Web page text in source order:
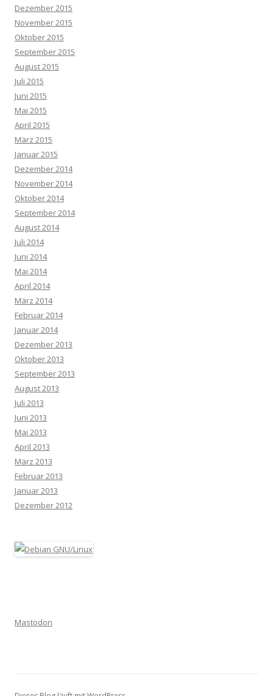
Dezember 2015
November 2015
Oktober 2015
September 2015
August 2015
Juli 2015
Juni 2015
Mai 2015
April 2015
März 2015
Januar 2015
Dezember 2014
November 2014
Oktober 2014
September 2014
August 2014
Juli 2014
Juni 2014
Mai 2014
April 2014
März 2014
Februar 2014
Januar 2014
Dezember 2013
Oktober 2013
September 2013
August 2013
Juli 2013
Juni 2013
Mai 2013
April 2013
März 2013
Februar 2013
Januar 2013
Dezember 2012
Mastodon